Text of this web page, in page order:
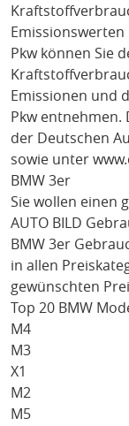
Pkw können Sie
Emissionen und
Pkw
der Deutschen
sowie unter
BMW 3er
Sie wollen einen
AUTO BILD
BMW 3er
in allen
gewünschten
Top 20 BMW
M4
M3
X1
M2
M5